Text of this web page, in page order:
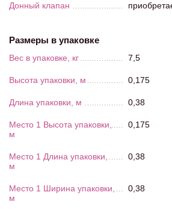
Донный клапан
Размеры в упаковке
Вес в упаковке, кг 7,5
Высота упаковки, м 0,175
Длина упаковки, м 0,38
Место 1 Высота упаковки,
м
0,175
Место 1 Длина упаковки,
м
0,38
Место 1 Ширина упаковки,
м
0,38